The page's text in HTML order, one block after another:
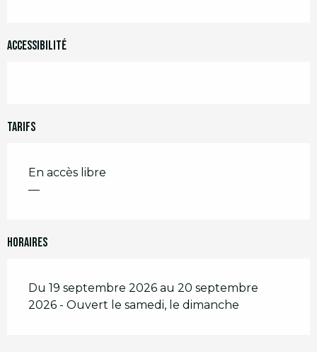
Accessibilité
Tarifs
En accès libre
—
Horaires
Du 19 septembre 2026 au 20 septembre
2026 - Ouvert le samedi, le dimanche